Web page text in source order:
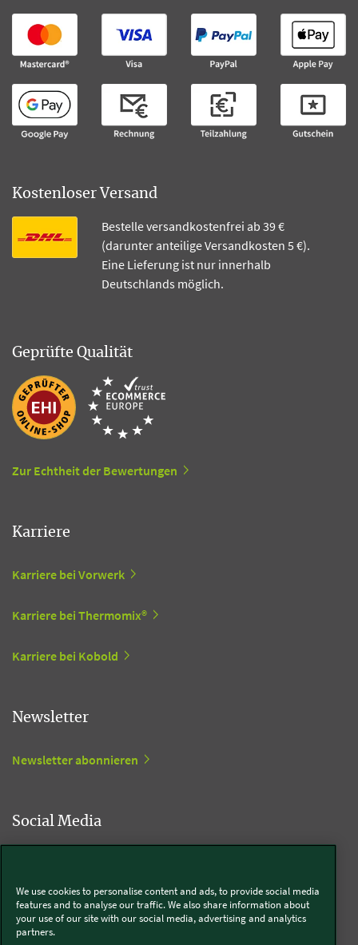
Kostenloser Versand
Bestelle versandkostenfrei ab 39 €
(darunter anteilige Versandkosten 5 €).
Eine Lieferung ist nur innerhalb
Deutschlands möglich.
Geprüfte Qualität
Zur Echtheit der Bewertungen
Karriere
Karriere bei Vorwerk
Karriere bei Thermomix®
Karriere bei Kobold
Newsletter
Newsletter abonnieren
Social Media
Thermomix®
We use cookies to personalise content and ads, to provide social media
features and to analyse our traffic. We also share information about
your use of our site with our social media, advertising and analytics
partners.